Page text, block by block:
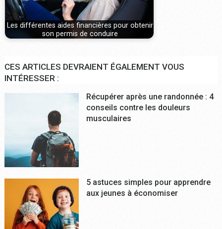
Les différentes aides financières pour obtenir
son permis de conduire
CES ARTICLES DEVRAIENT ÉGALEMENT VOUS
INTÉRESSER :
Récupérer après une randonnée : 4
conseils contre les douleurs
musculaires
5 astuces simples pour apprendre
aux jeunes à économiser